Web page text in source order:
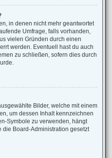
in denen nicht mehr geantwortet
Umfrage, falls vorhanden,
vielen Gründen durch einen
werden. Eventuell hast du auch
zu schließen, sofern dies durch
Bilder, welche mit einem
um dessen Inhalt kennzeichnen
Symbole zu verwenden, hängt
Board-Administration gesetzt